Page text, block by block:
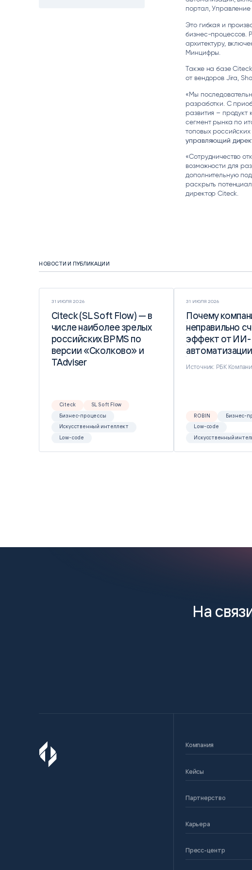
Robovoice
портал,
Это гибкая и
бизнес-процессов.
архитектуру,
Минцифры.
Также на базе
от вендоров Jira,
«Мы
разработки. С
развития – продукт
сегмент рынка по
топовых
управляющий
«Сотрудничество
возможности для
дополнительную
раскрыть
директор Citeck.
НОВОСТИ И ПУБЛИКАЦИИ
31 ИЮЛЯ 2026
Citeck (SL Soft Flow) — в
числе наиболее зрелых
российских BPMS по
версии «Сколково» и
TAdviser
Citeck (SL Soft Flow) — в
числе наиболее зрелых
российских BPMS по
версии «Сколково» и
TAdviser
Citeck
SL Soft Flow
Бизнес-процессы
Искусственный интеллект
Low-code
31 ИЮЛЯ 2026
Почему
неправильно
эффект от ИИ-
автоматизации
Почему
неправильно
эффект от ИИ-
автоматизации
Источник: РБК
ROBIN
Бизнес-
Low-code
Искусственный
На
Компания
Кейсы
Партнерство
Карьера
Пресс-центр